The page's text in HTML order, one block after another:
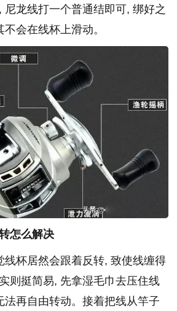
尼龙线打一个普通结即可, 绑好之
会在线杯上滑动。
怎么解决
线杯居然会跟着反转, 致使线缠得
则挺简易, 先拿湿毛巾去压住线
法再自由转动。接着把线从竿子